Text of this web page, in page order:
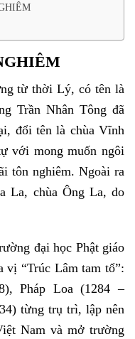
từ thời Lý, có tên là
Trần Nhân Tông đã
đổi tên là chùa Vĩnh
với mong muốn ngôi
tôn nghiêm. Ngoài ra
La, chùa Ông La, do
đại học Phật giáo
“Trúc Lâm tam tổ”:
Pháp Loa (1284 –
từng trụ trì, lập nên
Nam và mở trường